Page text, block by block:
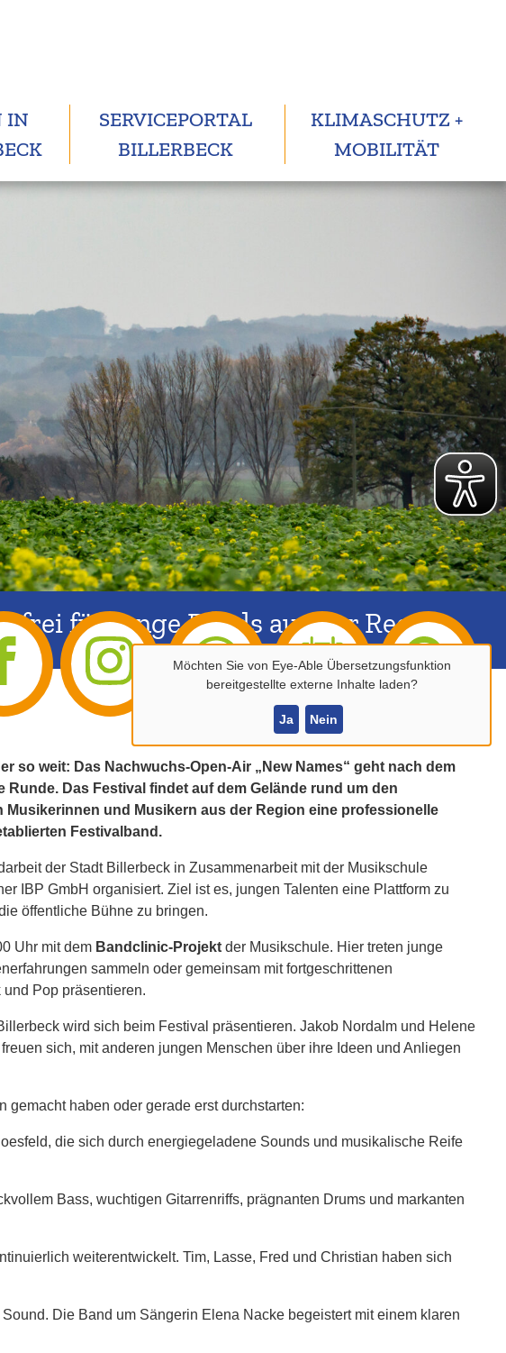
Möchten Sie von Eye-Able Übersetzungsfunktion
bereitgestellte externe Inhalte laden?
Ja Nein
IN
SERVICEPORTAL
BILLERBECK
KLIMASCHUTZ +
MOBILITÄT
frei für junge Bands aus der Region
so weit: Das Nachwuchs-Open-Air „New Names“ geht nach dem
Das Festival findet auf dem Gelände rund um den
und Musikern aus der Region eine professionelle
Festivalband.
der Stadt Billerbeck in Zusammenarbeit mit der Musikschule
IBP GmbH organisiert. Ziel ist es, jungen Talenten eine Plattform zu
öffentliche Bühne zu bringen.
Uhr mit dem Bandclinic-Projektder Musikschule. Hier treten junge
sammeln oder gemeinsam mit fortgeschrittenen
Pop präsentieren.
wird sich beim Festival präsentieren. Jakob Nordalm und Helene
sich, mit anderen jungen Menschen über ihre Ideen und Anliegen
haben oder gerade erst durchstarten:
die sich durch energiegeladene Sounds und musikalische Reife
Bass, wuchtigen Gitarrenriffs, prägnanten Drums und markanten
weiterentwickelt. Tim, Lasse, Fred und Christian haben sich
Die Band um Sängerin Elena Nacke begeistert mit einem klaren